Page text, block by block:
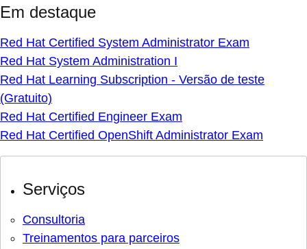
Em destaque
Red Hat Certified System Administrator Exam
Red Hat System Administration I
Red Hat Learning Subscription - Versão de teste
(Gratuito)
Red Hat Certified Engineer Exam
Red Hat Certified OpenShift Administrator Exam
Serviços
Consultoria
Treinamentos para parceiros